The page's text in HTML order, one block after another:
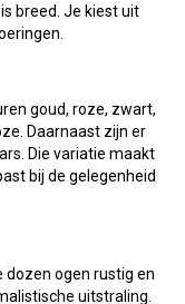
breed. Je kiest uit
goud, roze, zwart,
Daarnaast zijn er
Die variatie maakt
bij de gelegenheid
dozen ogen rustig en
uitstraling.